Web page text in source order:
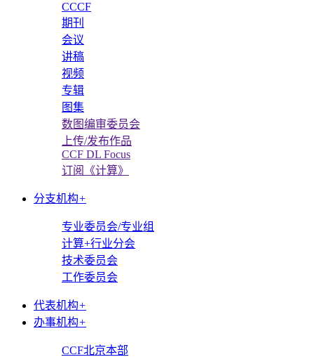
CCCF
期刊
会议
讲稿
视频
专辑
图集
数图编审委员会
上传/发布作品
CCF DL Focus
订阅《计算》
分支机构+
专业委员会/专业组
计算+行业分会
技术委员会
工作委员会
代表机构+
办事机构+
CCF北京本部